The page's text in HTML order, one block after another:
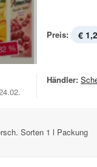
Preis: €
Händler:
Sorten 1 l Packung